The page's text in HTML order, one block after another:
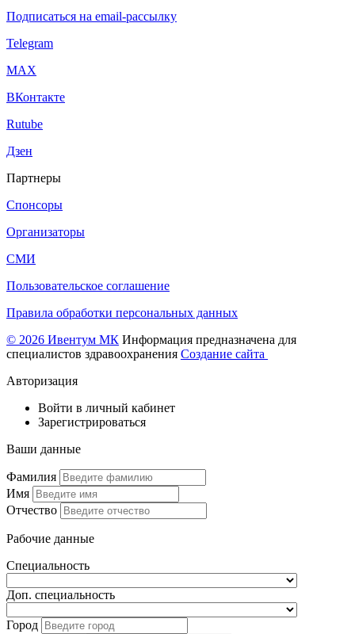
Подписаться на email-рассылку
Telegram
МАХ
ВКонтакте
Rutube
Дзен
Партнеры
Спонсоры
Организаторы
СМИ
Пользовательское соглашение
Правила обработки персональных данных
© 2026 Ивентум МК Информация предназначена для
специалистов здравоохранения Создание сайта
Авторизация
Войти в личный кабинет
Зарегистрироваться
Ваши данные
Фамилия
Имя
Отчество
Рабочие данные
Специальность
Доп. специальность
Город